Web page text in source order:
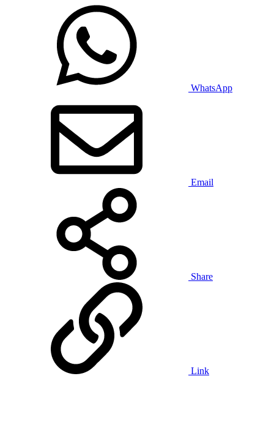
WhatsApp
Email
Share
Link